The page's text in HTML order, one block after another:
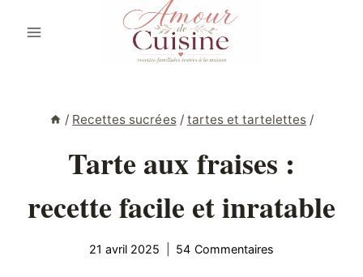
/ Recettes sucrées / tartes et tartelettes /
Tarte aux fraises :
recette facile et inratable
21 avril 2025 54 Commentaires